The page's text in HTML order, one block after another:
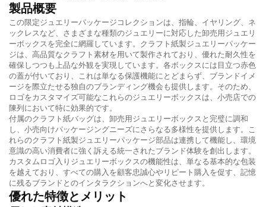
製品概要
この限定ジュエリーパッケージコレクションは、指輪、イヤリング、ネ
ックレスなど、さまざまな種類のジュエリーに対応した卸売用ジュエリ
ーボックスを完全に網羅しています。クラフト紙製ジュエリーパッケー
ジは、高品質なクラフト素材を用いて製作されており、優れた耐久性を
確保しつつも上品な外観を実現しています。各ボックスには目立つ赤色
の蓋が付いており、これは単なる保護機能にとどまらず、ブランドイメ
ージを際立たせる独自のブランディング機会も提供します。そのため、
ロゴをカスタマイズ可能なこれらのジュエリーボックスは、小売店での
陳列において特に効果的です。
付属のクラフト紙バッグは、卸売用ジュエリーボックスと完璧に調和
し、小売向けパッケージングニーズにさらなる多様性を提供します。こ
れらのクラフト紙製ジュエリーパッケージ部品は連携して機能し、環境
意識の高い消費者に強く訴える統一されたブランド体験を創出します。
カスタムロゴ入りジュエリーボックスの機能性は、単なる基本的な包装
を越えており、すべての購入を顧客忠誠心やリピート購入を促す、記憶
に残るブランドとのインタラクションへと変化させます。
優れた特徴とメリット